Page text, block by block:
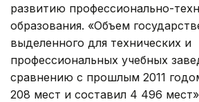
развитию профессионально-
образования. «Объем
выделенного для технических и
профессиональных учебных
сравнению с прошлым 2011
208 мест и составил 4 496